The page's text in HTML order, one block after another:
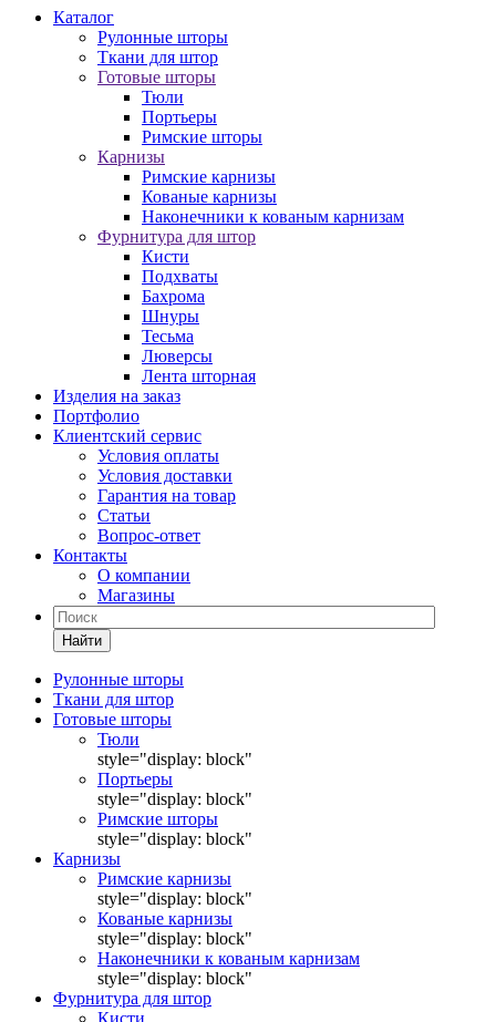
Каталог
Рулонные шторы
Ткани для штор
Готовые шторы
Тюли
Портьеры
Римские шторы
Карнизы
Римские карнизы
Кованые карнизы
Наконечники к кованым карнизам
Фурнитура для штор
Кисти
Подхваты
Бахрома
Шнуры
Тесьма
Люверсы
Лента шторная
Изделия на заказ
Портфолио
Клиентский сервис
Условия оплаты
Условия доставки
Гарантия на товар
Статьи
Вопрос-ответ
Контакты
О компании
Магазины
Найти
Рулонные шторы
Ткани для штор
Готовые шторы
Тюли
style="display: block"
Портьеры
style="display: block"
Римские шторы
style="display: block"
Карнизы
Римские карнизы
style="display: block"
Кованые карнизы
style="display: block"
Наконечники к кованым карнизам
style="display: block"
Фурнитура для штор
Кисти